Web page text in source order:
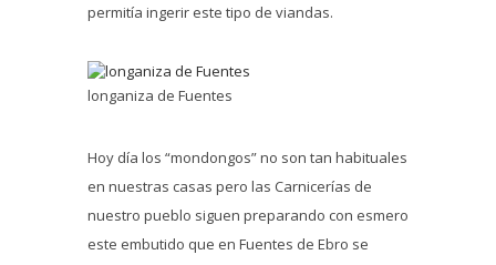
permitía ingerir este tipo de viandas.
longaniza de Fuentes
Hoy día los “mondongos” no son tan habituales
en nuestras casas pero las Carnicerías de
nuestro pueblo siguen preparando con esmero
este embutido que en Fuentes de Ebro se